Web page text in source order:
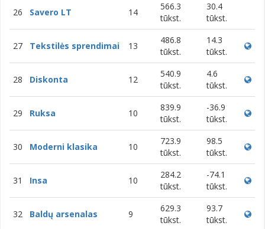
26 Savero LT 14
566.3
tūkst.
30.4
tūkst.
27 Tekstilės sprendimai 13
486.8
tūkst.
14.3
tūkst.
28 Diskonta 12
540.9
tūkst.
4.6
tūkst.
29 Ruksa 10
839.9
tūkst.
-36.9
tūkst.
30 Moderni klasika 10
723.9
tūkst.
98.5
tūkst.
31 Insa 10
284.2
tūkst.
-74.1
tūkst.
32 Baldų arsenalas 9
629.3
tūkst.
93.7
tūkst.